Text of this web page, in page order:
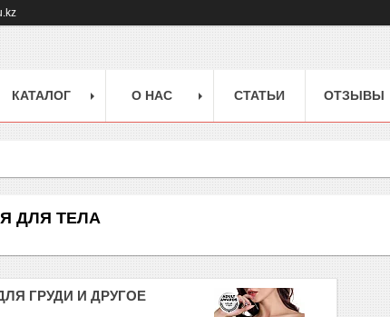
КАТАЛОГ О НАС СТАТЬИ ОТЗЫВЫ
ДЛЯ ТЕЛА
ГРУДИ И ДРУГОЕ